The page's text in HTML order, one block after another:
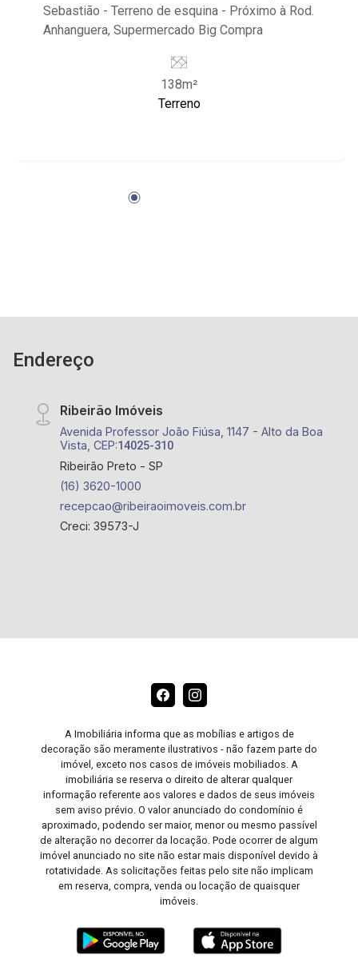
Sebastião - Terreno de esquina - Próximo à Rod.
Anhanguera, Supermercado Big Compra
138m²
Terreno
Endereço
Ribeirão Imóveis
Avenida Professor João Fiúsa, 1147 - Alto da Boa
Vista, CEP:14025-310
Ribeirão Preto - SP
(16) 3620-1000
recepcao@ribeiraoimoveis.com.br
Creci: 39573-J
A Imobiliária informa que as mobílias e artigos de
decoração são meramente ilustrativos - não fazem parte do
imóvel, exceto nos casos de imóveis mobiliados. A
imobiliária se reserva o direito de alterar qualquer
informação referente aos valores e dados de seus imóveis
sem aviso prévio. O valor anunciado do condomínio é
aproximado, podendo ser maior, menor ou mesmo passível
de alteração no decorrer da locação. Pode ocorrer de algum
imóvel anunciado no site não estar mais disponível devido à
rotatividade. As solicitações feitas pelo site não implicam
em reserva, compra, venda ou locação de quaisquer
imóveis.